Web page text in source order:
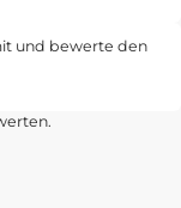
und bewerte den